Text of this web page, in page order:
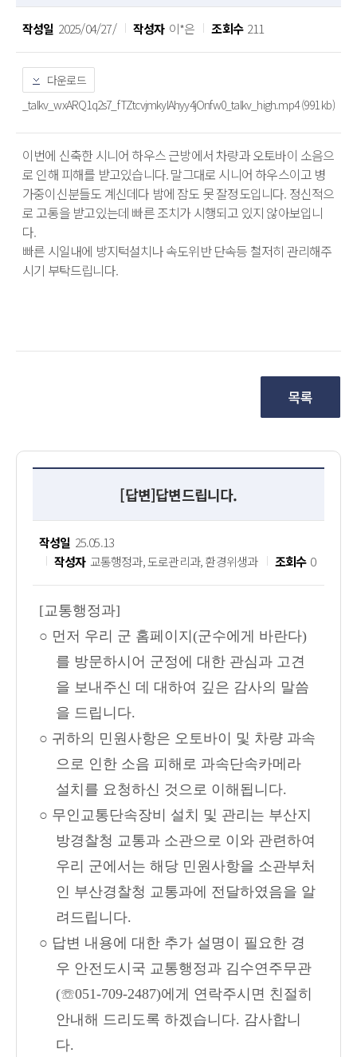
작성일 2025/04/27/ 작성자 이*은 조회수 211
다운로드
_talkv_wxARQ1q2s7_fTZtcvjmkyIAhyy4jOnfw0_talkv_high.mp4 (991 kb)
이번에 신축한 시니어 하우스 근방에서 차량과 오토바이 소음으
로 인해 피해를 받고있습니다. 말그대로 시니어 하우스이고 병
가중이신분들도 계신데다 밤에 잠도 못 잘정도입니다. 정신적으
로 고통을 받고있는데 빠른 조치가 시행되고 있지 않아보입니
다.
빠른 시일내에 방지턱설치나 속도위반 단속등 철저히 관리해주
시기 부탁드립니다.
[답변]답변드립니다.
작성일 25.05.13
작성자 교통행정과, 도로관리과, 환경위생과 조회수 0
[교통행정과]
○ 먼저 우리 군 홈페이지(군수에게 바란다)
를 방문하시어 군정에 대한 관심과 고견
을 보내주신 데 대하여 깊은 감사의 말씀
을 드립니다.
○ 귀하의 민원사항은 오토바이 및 차량 과속
으로 인한 소음 피해로 과속단속카메라
설치를 요청하신 것으로 이해됩니다.
○ 무인교통단속장비 설치 및 관리는 부산지
방경찰청 교통과 소관으로 이와 관련하여
우리 군에서는 해당 민원사항을 소관부처
인 부산경찰청 교통과에 전달하였음을 알
려드립니다.
○ 답변 내용에 대한 추가 설명이 필요한 경
우 안전도시국 교통행정과 김수연주무관
(☏051-709-2487)에게 연락주시면 친절히
안내해 드리도록 하겠습니다. 감사합니
다.